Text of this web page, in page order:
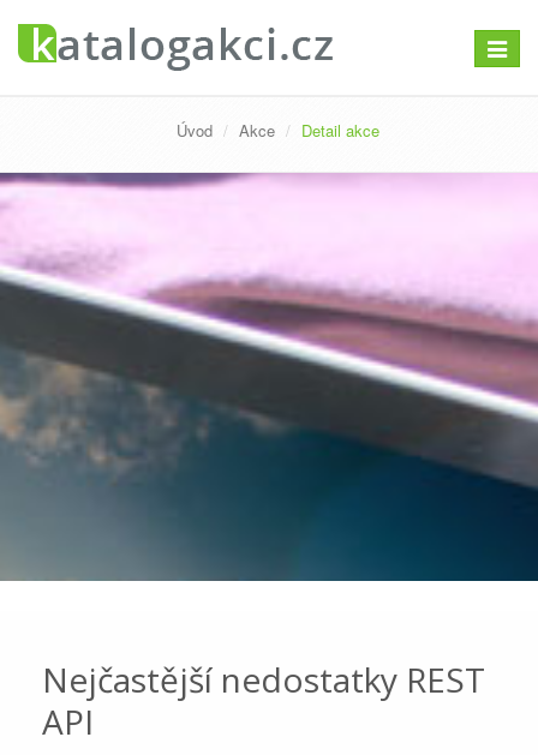
Úvod Akce Detail akce
Nejčastější nedostatky REST
API